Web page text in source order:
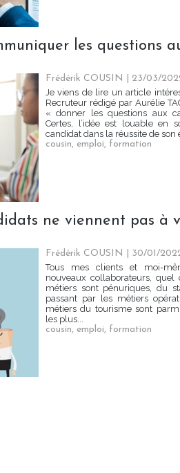
les questions
Frédérik COUSIN | 23/03/
Je viens de lire un article
Recruteur rédigé par Aurélie
« donner les questions aux
Certes, l’idée est louable en
candidat dans la réussite de son
cousin, emploi, formation
ne viennent pas à
Frédérik COUSIN | 30/01/
Tous mes clients et moi-
nouveaux collaborateurs,
métiers sont pénuriques, du
passant par les métiers
métiers du tourisme sont
les plus...
cousin, emploi, formation